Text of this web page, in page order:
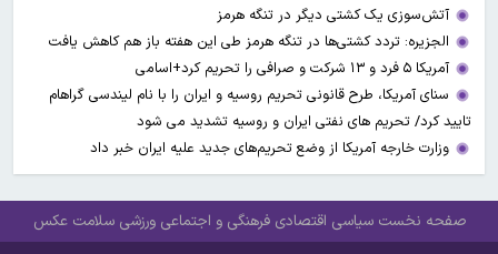
آتش‌سوزی یک کشتی دیگر در تنگه هرمز
الجزیره: تردد کشتی‌ها در تنگه هرمز طی این هفته باز هم کاهش یافت
آمریکا ۵ فرد و ۱۳ شرکت و صرافی را تحریم کرد+اسامی
سنای آمریکا، طرح قانونی تحریم روسیه و ایران را با نام لیندسی گراهام
تایید کرد/ تحریم های نفتی ایران و روسیه تشدید می شود
وزارت خارجه آمریکا از وضع تحریم‌های جدید علیه ایران خبر داد
صفحه نخست سیاسی اقتصادی فرهنگی و اجتماعی ورزشی سلامت عکس